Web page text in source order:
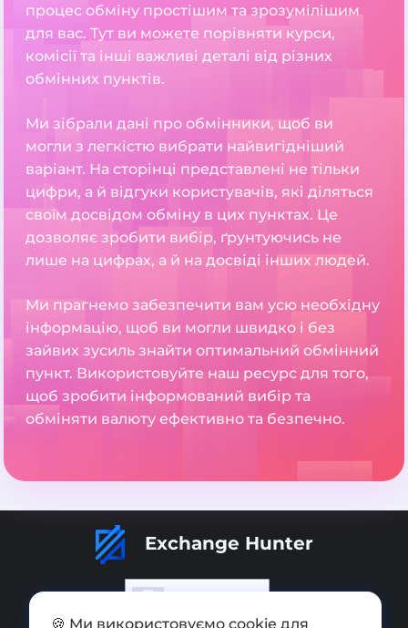
процес обміну простішим та зрозумілішим
для вас. Тут ви можете порівняти курси,
комісії та інші важливі деталі від різних
обмінних пунктів.
Ми зібрали дані про обмінники, щоб ви
могли з легкістю вибрати найвигідніший
варіант. На сторінці представлені не тільки
цифри, а й відгуки користувачів, які діляться
своїм досвідом обміну в цих пунктах. Це
дозволяє зробити вибір, ґрунтуючись не
лише на цифрах, а й на досвіді інших людей.
Ми прагнемо забезпечити вам усю необхідну
інформацію, щоб ви могли швидко і без
зайвих зусиль знайти оптимальний обмінний
пункт. Використовуйте наш ресурс для того,
щоб зробити інформований вибір та
обміняти валюту ефективно та безпечно.
Exchange Hunter
🍪 Ми використовуємо cookie для